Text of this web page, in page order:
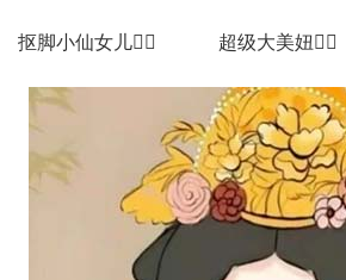
抠脚小仙女儿🧚‍♀️ 超级大美妞🧚‍♀️